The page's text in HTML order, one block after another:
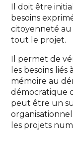
Il doit être
besoins
citoyenneté
tout le projet.
Il permet de
les besoins
mémoire au
démocratique
peut être un
les projets